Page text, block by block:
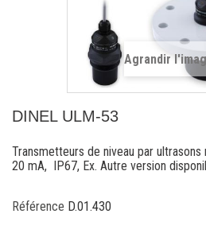
Agrandir
DINEL ULM-53
Transmetteurs de niveau par
20 mA, IP67, Ex. Autre version
Référence D.01.430